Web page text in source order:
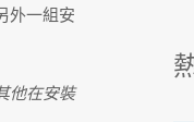
外一組安
他在安裝